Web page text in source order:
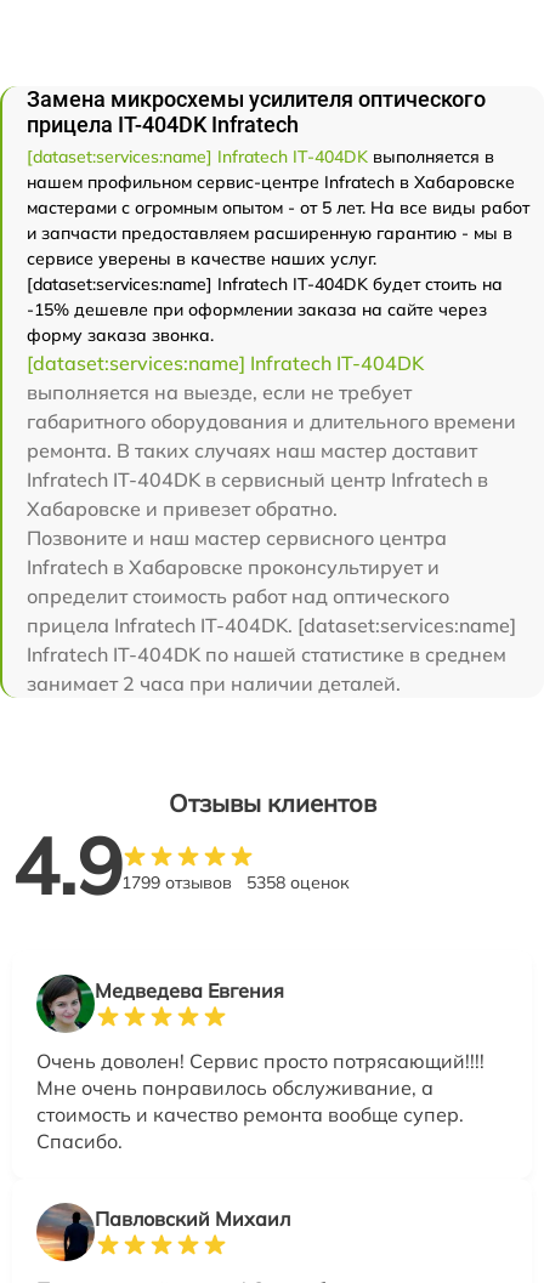
Замена микросхемы усилителя оптического
прицела IT-404DK Infratech
[dataset:services:name] Infratech IT-404DK выполняется в
нашем профильном сервис-центре Infratech в Хабаровске
мастерами с огромным опытом - от 5 лет. На все виды работ
и запчасти предоставляем расширенную гарантию - мы в
сервисе уверены в качестве наших услуг.
[dataset:services:name] Infratech IT-404DK будет стоить на
-15% дешевле при оформлении заказа на сайте через
форму заказа звонка.
[dataset:services:name] Infratech IT-404DK
выполняется на выезде, если не требует
габаритного оборудования и длительного времени
ремонта. В таких случаях наш мастер доставит
Infratech IT-404DK в сервисный центр Infratech в
Хабаровске и привезет обратно.
Позвоните и наш мастер сервисного центра
Infratech в Хабаровске проконсультирует и
определит стоимость работ над оптического
прицела Infratech IT-404DK. [dataset:services:name]
Infratech IT-404DK по нашей статистике в среднем
занимает 2 часа при наличии деталей.
Отзывы клиентов
4.91799 отзывов 5358 оценок
Медведева Евгения
Очень доволен! Сервис просто потрясающий!!!!
Мне очень понравилось обслуживание, а
стоимость и качество ремонта вообще супер.
Спасибо.
Павловский Михаил